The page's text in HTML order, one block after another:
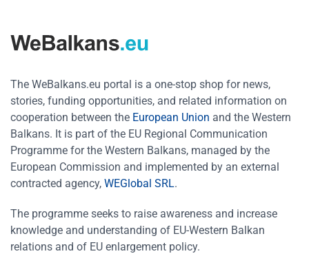
The WeBalkans.eu portal is a one-stop shop for news,
stories, funding opportunities, and related information on
cooperation between the European Union and the Western
Balkans. It is part of the EU Regional Communication
Programme for the Western Balkans, managed by the
European Commission and implemented by an external
contracted agency, WEGlobal SRL.
The programme seeks to raise awareness and increase
knowledge and understanding of EU-Western Balkan
relations and of EU enlargement policy.